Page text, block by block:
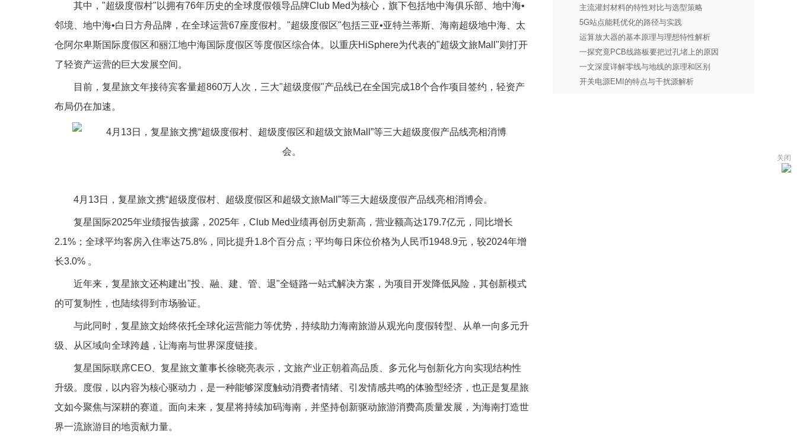
其中，"超级度假村"以拥有76年历史的全球度假领导品牌Club Med为核心，旗下包括地中海俱乐部、地中海•
邻境、地中海•白日方舟品牌，在全球运营67座度假村。"超级度假区"包括三亚•亚特兰蒂斯、海南超级地中海、太
仓阿尔卑斯国际度假区和丽江地中海国际度假区等度假区综合体。以重庆HiSphere为代表的"超级文旅Mall"则打开
了轻资产运营的巨大发展空间。
目前，复星旅文年接待宾客量超860万人次，三大"超级度假"产品线已在全国完成18个合作项目签约，轻资产
布局仍在加速。
4月13日，复星旅文携“超级度假村、超级度假区和超级文旅Mall”等三大超级度假产品线亮相消博会。
复星国际2025年业绩报告披露，2025年，Club Med业绩再创历史新高，营业额高达179.7亿元，同比增长
2.1%；全球平均客房入住率达75.8%，同比提升1.8个百分点；平均每日床位价格为人民币1948.9元，较2024年增
长3.0% 。
近年来，复星旅文还构建出"投、融、建、管、退"全链路一站式解决方案，为项目开发降低风险，其创新模式
的可复制性，也陆续得到市场验证。
与此同时，复星旅文始终依托全球化运营能力等优势，持续助力海南旅游从观光向度假转型、从单一向多元升
级、从区域向全球跨越，让海南与世界深度链接。
复星国际联席CEO、复星旅文董事长徐晓亮表示，文旅产业正朝着高品质、多元化与创新化方向实现结构性
升级。度假，以内容为核心驱动力，是一种能够深度触动消费者情绪、引发情感共鸣的体验型经济，也正是复星旅
文如今聚焦与深耕的赛道。面向未来，复星将持续加码海南，并坚持创新驱动旅游消费高质量发展，为海南打造世
界一流旅游目的地贡献力量。
主流灌封材料的特性对比与选型策略
5G站点能耗优化的路径与实践
运算放大器的基本原理与理想特性解析
一探究竟PCB线路板要把过孔堵上的原因
一文深度详解零线与地线的原理和区别
开关电源EMI的特点与干扰源解析
关闭